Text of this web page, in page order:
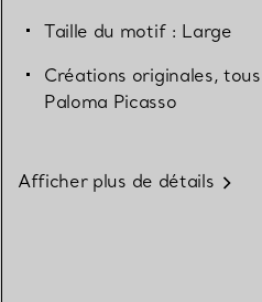
Taille du motif : Large
Créations originales,
Paloma Picasso
Afficher plus de détails